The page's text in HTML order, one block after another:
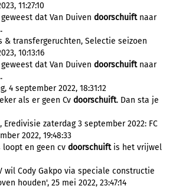
11:27:10
dat Van Duiven doorschuiftnaar
& transfergeruchten, Selectie seizoen
10:13:16
dat Van Duiven doorschuiftnaar
4 september 2022, 18:31:12
als er geen Cv doorschuift. Dan sta je
zaterdag 3 september 2022: FC
2022, 19:48:33
loopt en geen cv doorschuiftis het vrijwel
wil Cody Gakpo via speciale constructie
houden', 25 mei 2022, 23:47:14